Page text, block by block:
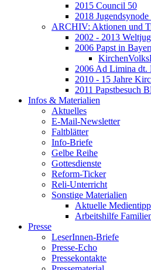
2015 Council 50
2018
ARCHIV: Aktionen und
2002 - 2013
2006 Papst in
2006 Ad Limina dt.
2010 - 15 Jahre
2011 Papstbesuch
Infos & Materialien
Aktuelles
E-Mail-Newsletter
Faltblätter
Info-Briefe
Gelbe Reihe
Gottesdienste
Reform-Ticker
Reli-Unterricht
Sonstige Materialien
Aktuelle
Arbeitshilfe
Presse
LeserInnen-Briefe
Presse-Echo
Pressekontakte